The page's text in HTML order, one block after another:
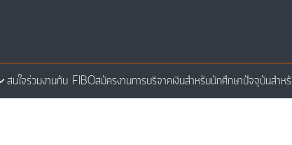
สนใจร่วมงานกับ FIBOสมัครงานการบริจาคเงินสำหรับนักศึกษาปัจจุบันสำห